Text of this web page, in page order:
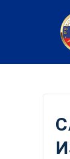
содержанию